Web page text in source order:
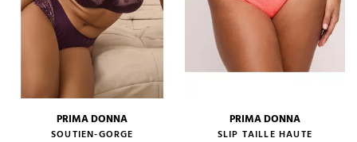
PRIMA DONNA
SOUTIEN-GORGE
PRIMA DONNA
SLIP TAILLE HAUTE